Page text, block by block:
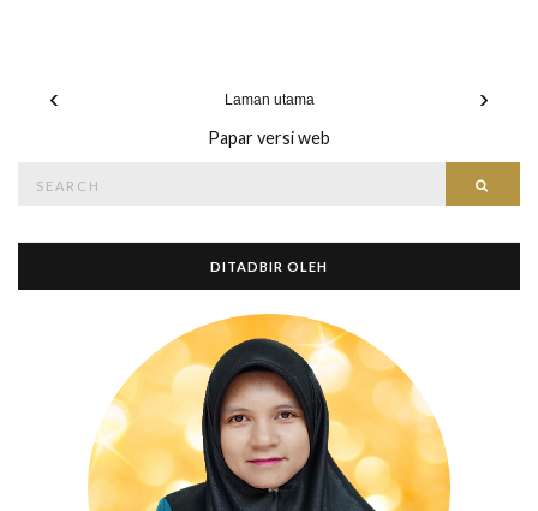
‹ ›
Laman utama
Papar versi web
for:
DITADBIR OLEH